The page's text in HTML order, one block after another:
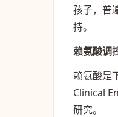
孩子，普
持。
赖氨酸调
赖氨酸是
Clinical
研究。